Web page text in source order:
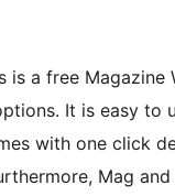
is a free
It is easy to
with one click
Mag